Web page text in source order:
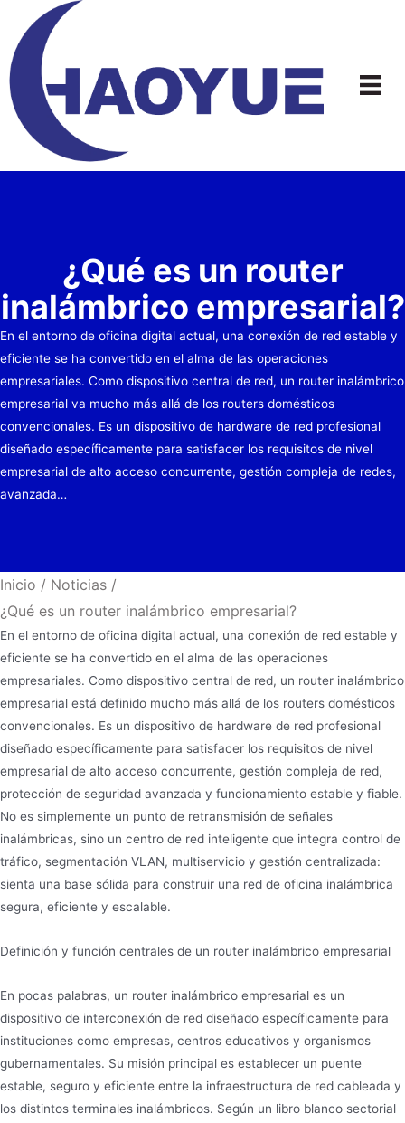
contenido
¿Qué es un router
inalámbrico empresarial?
En el entorno de oficina digital actual, una conexión de red estable y
eficiente se ha convertido en el alma de las operaciones
empresariales. Como dispositivo central de red, un router inalámbrico
empresarial va mucho más allá de los routers domésticos
convencionales. Es un dispositivo de hardware de red profesional
diseñado específicamente para satisfacer los requisitos de nivel
empresarial de alto acceso concurrente, gestión compleja de redes,
avanzada…
Inicio / Noticias /
¿Qué es un router inalámbrico empresarial?
En el entorno de oficina digital actual, una conexión de red estable y
eficiente se ha convertido en el alma de las operaciones
empresariales. Como dispositivo central de red, un router inalámbrico
empresarial está definido mucho más allá de los routers domésticos
convencionales. Es un dispositivo de hardware de red profesional
diseñado específicamente para satisfacer los requisitos de nivel
empresarial de alto acceso concurrente, gestión compleja de red,
protección de seguridad avanzada y funcionamiento estable y fiable.
No es simplemente un punto de retransmisión de señales
inalámbricas, sino un centro de red inteligente que integra control de
tráfico, segmentación VLAN, multiservicio y gestión centralizada:
sienta una base sólida para construir una red de oficina inalámbrica
segura, eficiente y escalable.
Definición y función centrales de un router inalámbrico empresarial
En pocas palabras, un router inalámbrico empresarial es un
dispositivo de interconexión de red diseñado específicamente para
instituciones como empresas, centros educativos y organismos
gubernamentales. Su misión principal es establecer un puente
estable, seguro y eficiente entre la infraestructura de red cableada y
los distintos terminales inalámbricos. Según un libro blanco sectorial